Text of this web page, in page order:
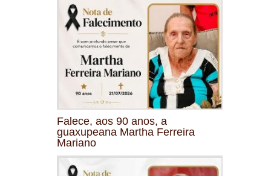
Falece, aos 90 anos, a
guaxupeana Martha Ferreira
Mariano